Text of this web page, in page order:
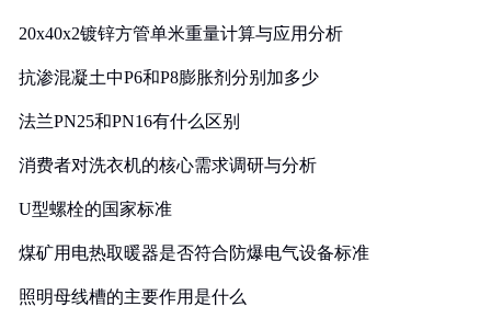
20x40x2镀锌方管单米重量计算与应用分析
抗渗混凝土中P6和P8膨胀剂分别加多少
法兰PN25和PN16有什么区别
消费者对洗衣机的核心需求调研与分析
U型螺栓的国家标准
煤矿用电热取暖器是否符合防爆电气设备标准
照明母线槽的主要作用是什么